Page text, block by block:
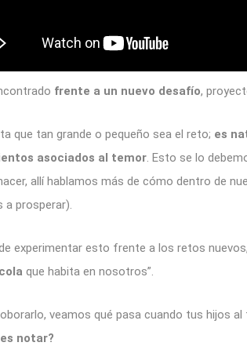
frente a un nuevo desafío,
que tan grande o pequeño sea el reto; es
asociados al temor. Esto se lo
allí hablamos más de cómo dentro de
a prosperar).
experimentar esto frente a los retos
que habita en nosotros”.
veamos qué pasa cuando tus hijos
notar?